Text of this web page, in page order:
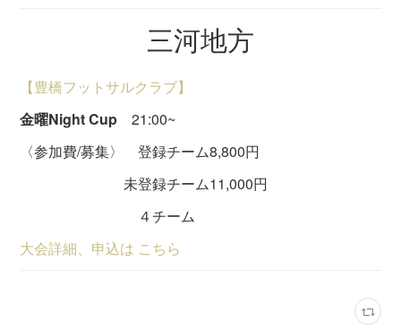
三河地方
【豊橋フットサルクラブ】
金曜Night Cup 21:00~
〈参加費/募集〉 登録チーム8,800円
未登録チーム11,000円
４チーム
大会詳細、申込は こちら